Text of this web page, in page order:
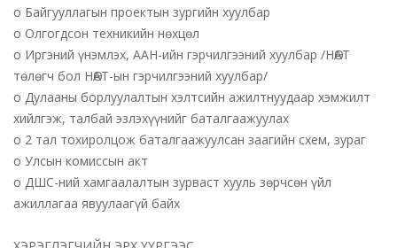
o Байгууллагын проектын зургийн хуулбар
o Олгогдсон техникийн нөхцөл
o Иргэний үнэмлэх, ААН-ийн гэрчилгээний хуулбар /НӨАТ
төлөгч бол НӨАТ-ын гэрчилгээний хуулбар/
o Дулааны борлуулалтын хэлтсийн ажилтнуудаар хэмжилт
хийлгэж, талбай эзлэхүүнийг баталгаажуулах
o 2 тал тохиролцож баталгаажуулсан заагийн схем, зураг
o Улсын комиссын акт
o ДШС-ний хамгаалалтын зурваст хууль зөрчсөн үйл
ажиллагаа явуулаагүй байх